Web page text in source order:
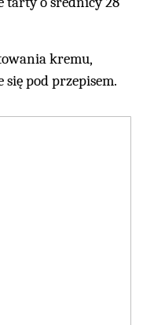
kremu,
pod przepisem.